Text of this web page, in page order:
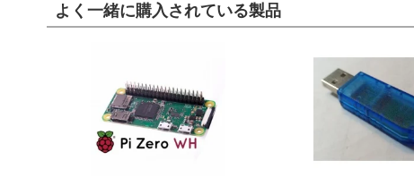
よく一緒に購入されている製品